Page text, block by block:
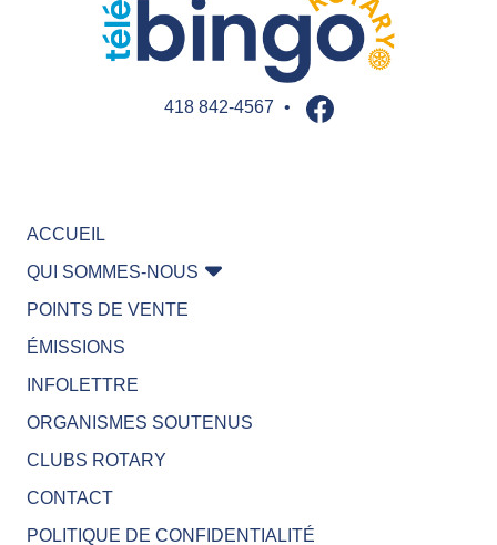
Jouer pour Jouer pour
gagner
418 842-4567 •
ACCUEIL
QUI SOMMES-NOUS
POINTS DE VENTE
ÉMISSIONS
INFOLETTRE
ORGANISMES SOUTENUS
CLUBS ROTARY
CONTACT
POLITIQUE DE CONFIDENTIALITÉ